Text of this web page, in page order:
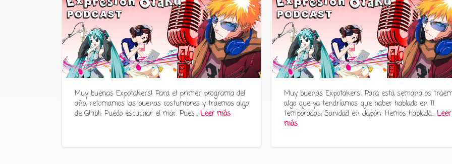
Muy buenas Expotakers! Para el primer programa del
año, retomamos las buenas costumbres y traemos algo
de Ghibli: Puedo escuchar el mar. Pues…Leer más
Muy buenas Expotakers! Para esta semana os
algo que ya tendríamos que haber hablado en 11
temporadas: Sanidad en Japón. Hemos hablado…Leer
más